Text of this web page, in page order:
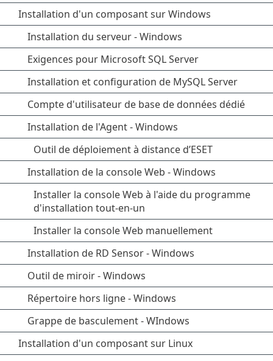
Installation d'un composant sur Windows
Installation du serveur - Windows
Exigences pour Microsoft SQL Server
Installation et configuration de MySQL Server
Compte d'utilisateur de base de données dédié
Installation de l'Agent - Windows
Outil de déploiement à distance d’ESET
Installation de la console Web - Windows
Installer la console Web à l'aide du programme
d'installation tout-en-un
Installer la console Web manuellement
Installation de RD Sensor - Windows
Outil de miroir - Windows
Répertoire hors ligne - Windows
Grappe de basculement - WIndows
Installation d'un composant sur Linux